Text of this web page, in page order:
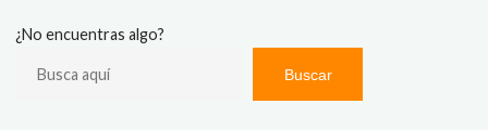
¿No encuentras algo?
Buscar